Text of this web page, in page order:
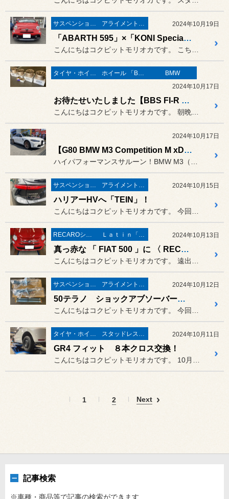
サスペンション・ボディ関連 アライメント調整 2024年10月19日
「ABARTH 595」×「KONI Special ACTIVE」！
タイヤ・ホイール ホイール 「BBS」
BMW
2024年10月17日
お待たせいたしました【BBS FI-R Evo】！
2024年10月17日
【G80 BMW M3 Competition M xDrive】×【BBS FI-R Evo】
サスペンション・ボディ関連 アライメント調整 2024年10月15日
ハリアーHVへ「TEIN」！
RECAROシート Ｌａｔｉｎ「イタリア・フランス etc」 2024年10月13日
真っ赤な 「 FIAT 500 」に 〈 RECARO RCS 〉
サスペンション・ボディ関連 アライメント調整 2024年10月12日
50テラノ ショックアブソーバーリフレッシュ！
タイヤ・ホイール スタッドレスタイヤ 「BLIZZAK」 2024年10月11日
GR4 フィット ８本クロス交換！
1 2 Next
記事検索
※車種・商品等で記事の検索ができます